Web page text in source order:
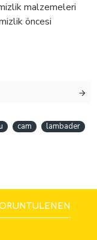
malzemeleri
öncesi
cam
lambader